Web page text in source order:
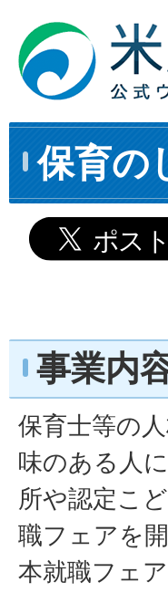
保育の
事業内
保育士等の
味のある人
所や認定こ
職フェアを
本就職フェ